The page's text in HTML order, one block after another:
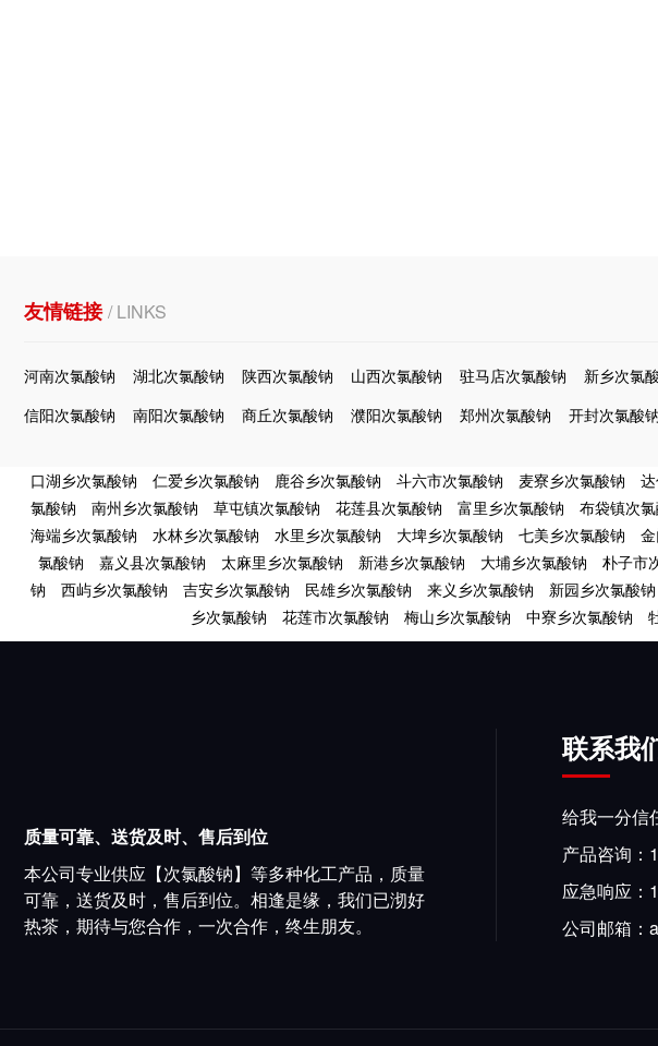
友情链接/ LINKS
河南次氯酸钠 湖北次氯酸钠 陕西次氯酸钠 山西次氯酸钠 驻马店次氯酸钠 新乡次氯
信阳次氯酸钠
南阳次氯酸钠 商丘次氯酸钠 濮阳次氯酸钠 郑州次氯酸钠 开封次氯酸钠
口湖乡次氯酸钠 仁爱乡次氯酸钠 鹿谷乡次氯酸钠 斗六市次氯酸钠 麦寮乡次氯酸钠
氯酸钠
南州乡次氯酸钠 草屯镇次氯酸钠 花莲县次氯酸钠 富里乡次氯酸钠 布袋镇次
海端乡次氯酸钠
水林乡次氯酸钠 水里乡次氯酸钠 大埤乡次氯酸钠 七美乡次氯酸钠
氯酸钠
嘉义县次氯酸钠 太麻里乡次氯酸钠 新港乡次氯酸钠 大埔乡次氯酸钠 朴子市
钠
西屿乡次氯酸钠 吉安乡次氯酸钠 民雄乡次氯酸钠 来义乡次氯酸钠 新园乡次氯酸钠
乡次氯酸钠
花莲市次氯酸钠 梅山乡次氯酸钠 中寮乡次氯酸钠
质量可靠、送货及时、售后到位
本公司专业供应【次氯酸钠】等多种化工产品，质量
可靠，送货及时，售后到位。相逢是缘，我们已沏好
热茶，期待与您合作，一次合作，终生朋友。
联系我
给我一分信
产品咨询：
应急响应：
公司邮箱：